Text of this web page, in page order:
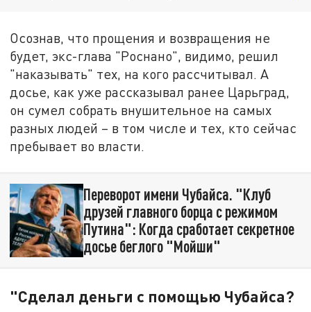
Осознав, что прощения и возвращения не
будет, экс-глава "Роснано", видимо, решил
"наказывать" тех, на кого рассчитывал. А
досье, как уже рассказывал ранее Царьград,
он сумел собрать внушительное на самых
разных людей – в том числе и тех, кто сейчас
пребывает во власти.
Переворот имени Чубайса. "Клуб
друзей главного борца с режимом
Путина": Когда сработает секретное
досье беглого "Мойши"
"Сделал деньги с помощью Чубайса?